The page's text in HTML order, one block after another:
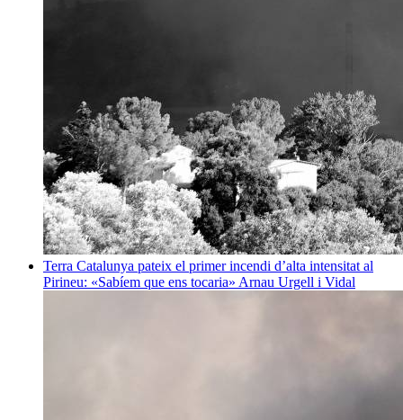
Terra Catalunya pateix el primer incendi d’alta intensitat al
Pirineu: «Sabíem que ens tocaria» Arnau Urgell i Vidal